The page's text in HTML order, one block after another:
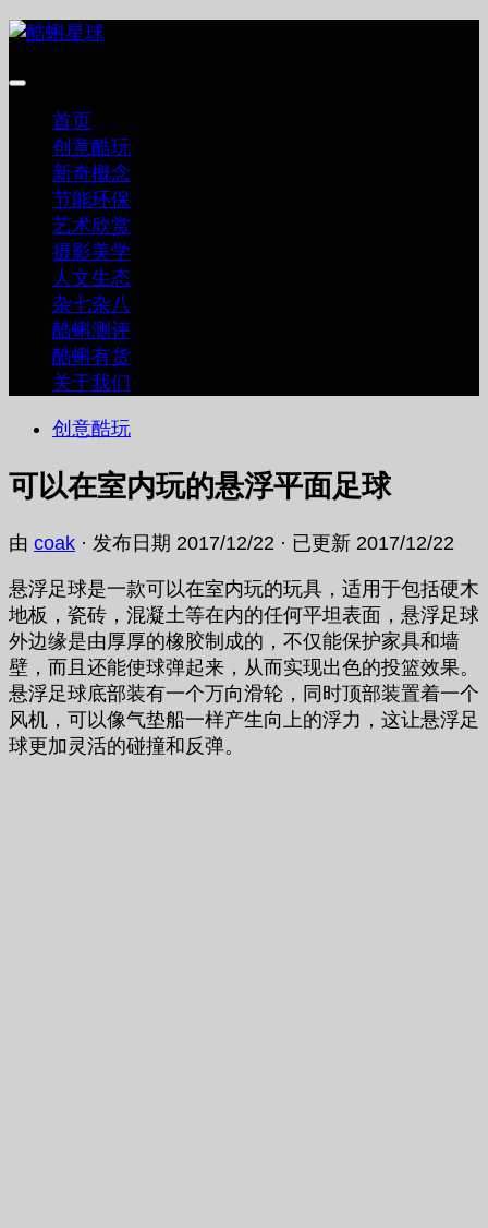
跳
内
首页
创意酷玩
新奇概念
节能环保
艺术欣赏
摄影美学
人文生态
杂七杂八
酷蝌测评
酷蝌有货
关于我们
创意酷玩
可以在室内玩的悬浮平面足球
由 coak · 发布日期 2017/12/22 · 已更新 2017/12/22
悬浮足球是一款可以在室内玩的玩具，适用于包括硬木
地板，瓷砖，混凝土等在内的任何平坦表面，悬浮足球
外边缘是由厚厚的橡胶制成的，不仅能保护家具和墙
壁，而且还能使球弹起来，从而实现出色的投篮效果。
悬浮足球底部装有一个万向滑轮，同时顶部装置着一个
风机，可以像气垫船一样产生向上的浮力，这让悬浮足
球更加灵活的碰撞和反弹。